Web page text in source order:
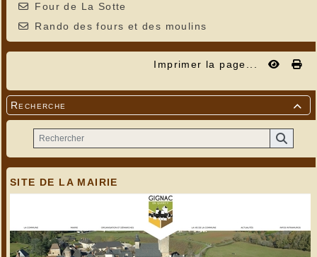
Four de La Sotte
Rando des fours et des moulins
Imprimer la page...

Recherche
SITE DE LA MAIRIE